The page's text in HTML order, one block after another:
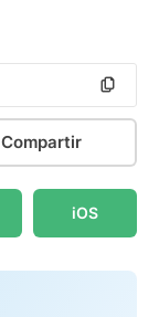
Compartir
iOS